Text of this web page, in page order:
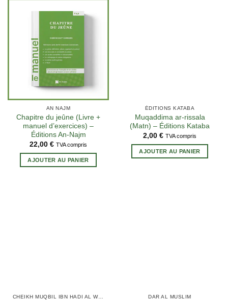
AN NAJM
Chapitre du jeûne (Livre +
manuel d’exercices) –
Éditions An-Najm
22,00 € TVA compris
AJOUTER AU PANIER
ÉDITIONS KATABA
Muqaddima ar-rissala
(Matn) – Éditions Kataba
2,00 € TVA compris
AJOUTER AU PANIER
CHEIKH MUQBIL IBN HADI AL WADI'I DAR AL MUSLIM